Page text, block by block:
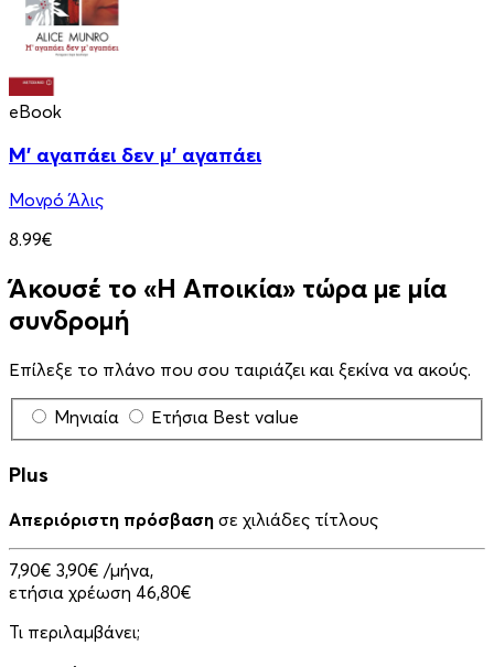
eBook
Μ' αγαπάει δεν μ' αγαπάει
Μονρό Άλις
8.99€
Άκουσέ το «Η Αποικία» τώρα με μία
συνδρομή
Επίλεξε το πλάνο που σου ταιριάζει και ξεκίνα να ακούς.
Μηνιαία Ετήσια Best value
Plus
Απεριόριστη πρόσβαση σε χιλιάδες τίτλους
7,90€ 3,90€ /μήνα,
ετήσια χρέωση 46,80€
Τι περιλαμβάνει;